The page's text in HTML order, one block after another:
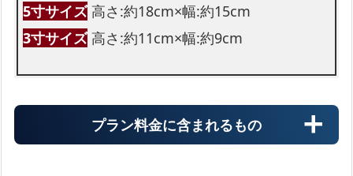
5寸サイズ 高さ:約18cm×幅:約15cm
3寸サイズ 高さ:約11cm×幅:約9cm
プラン料金に含まれるもの